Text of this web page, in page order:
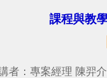
課程與教
者：專案經理 陳羿